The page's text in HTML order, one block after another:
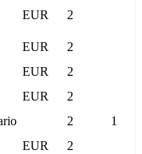
EUR 2
EUR
2
EUR
2
EUR
2
2
1
EUR 2